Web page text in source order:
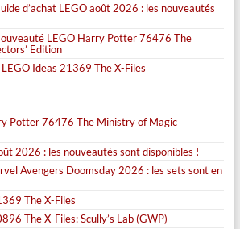
d’achat LEGO août 2026 : les nouveautés
LEGO Harry Potter 76476 The
Edition
Ideas 21369 The X-Files
Potter 76476 The Ministry of Magic
2026 : les nouveautés sont disponibles !
Avengers Doomsday 2026 : les sets sont en
The X-Files
The X-Files: Scully’s Lab (GWP)